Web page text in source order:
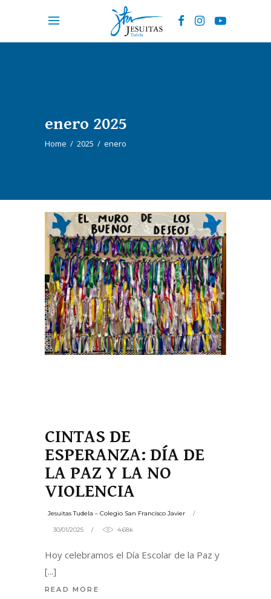
enero 2025
Home / 2025 / enero
CINTAS DE
ESPERANZA: DÍA DE
LA PAZ Y LA NO
VIOLENCIA
Jesuitas Tudela – Colegio San Francisco Javier
30/01/2025 4.68k
Hoy celebramos el Día Escolar de la Paz y
READ MORE